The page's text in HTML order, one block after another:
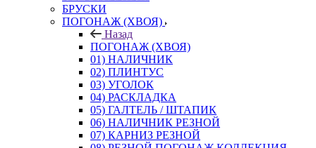
БРУСКИ
ПОГОНАЖ (ХВОЯ)
Назад
ПОГОНАЖ (ХВОЯ)
01) НАЛИЧНИК
02) ПЛИНТУС
03) УГОЛОК
04) РАСКЛАДКА
05) ГАЛТЕЛЬ / ШТАПИК
06) НАЛИЧНИК РЕЗНОЙ
07) КАРНИЗ РЕЗНОЙ